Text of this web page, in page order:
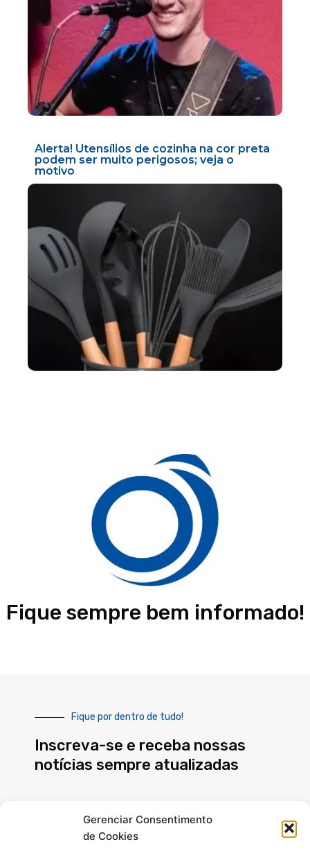
Gerenciar Consentimento
de Cookies
Alerta! Utensílios de cozinha na cor preta
podem ser muito perigosos; veja o
motivo
Fique sempre bem informado!
Fique por dentro de tudo!
Inscreva-se e receba nossas
notícias sempre atualizadas